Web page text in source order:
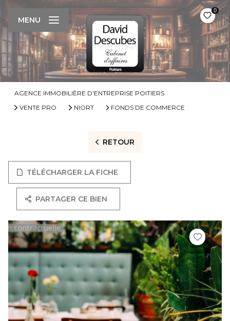
0
MENU
AGENCE IMMOBILIÈRE D'ENTREPRISE POITIERS
VENTE PRO
NIORT FONDS DE COMMERCE
RETOUR
TÉLÉCHARGER LA FICHE
PARTAGER CE BIEN